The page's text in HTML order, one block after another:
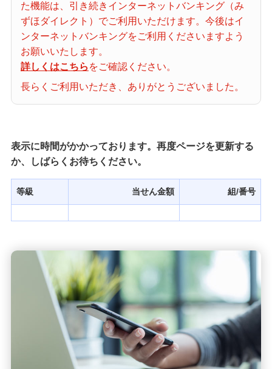
当せん番号案内
宝くじの購入・照会
宝くじ商品一覧
初めての方へ
みずほ銀行店舗・ATM
発売スケジュール
みずほ銀行について
た機能は、引き続きインターネットバンキング（み
ずほダイレクト）でご利用いただけます。今後はイ
ンターネットバンキングをご利用くださいますよう
お願いいたします。
詳しくはこちら をご確認ください。
長らくご利用いただき、ありがとうございました。
表示に時間がかかっております。再度ページを更新する
か、しばらくお待ちください。
等級 当せん金額 組/番号